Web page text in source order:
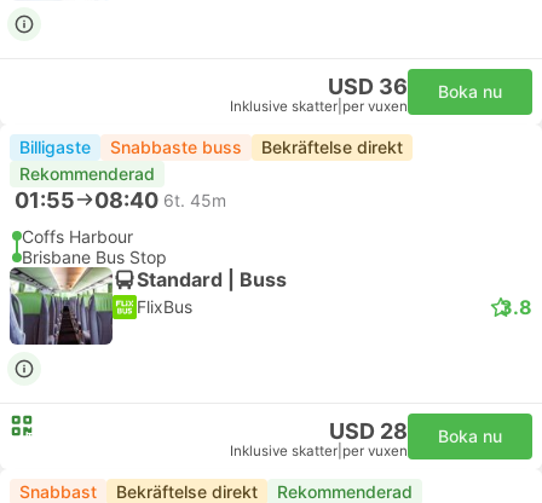
USD 36
Inklusive skatter per vuxen
Boka nu
Billigaste Snabbaste buss
Bekräftelse direkt
Rekommenderad
01:55 08:40 6t. 45m
Coffs Harbour
Brisbane Bus Stop
Standard | Buss
FlixBus 3.8
USD 28
Inklusive skatter per vuxen
Boka nu
Snabbast Bekräftelse direkt Rekommenderad